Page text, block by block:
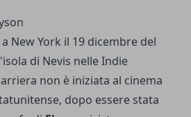
New York il 19 dicembre del
di Nevis nelle Indie
non è iniziata al cinema
dopo essere stata